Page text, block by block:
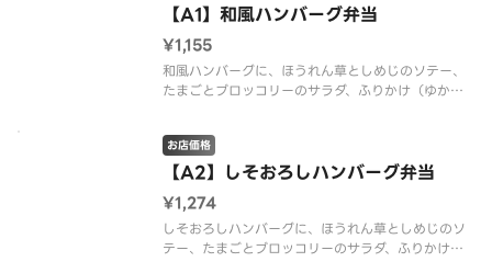
【A1】和風ハンバーグ弁当
¥1,155
和風ハンバーグに、ほうれん草としめじのソテー、
たまごとブロッコリーのサラダ、ふりかけ（ゆか
は配達代行業者が行っております。※商品の栄養成
分・アレルゲン情報は、デニーズのホームページを
ご確認ください。
【A2】しそおろしハンバーグ弁当
お店価格
¥1,274
しそおろしハンバーグに、ほうれん草としめじのソ
テー、たまごとブロッコリーのサラダ、ふりかけ